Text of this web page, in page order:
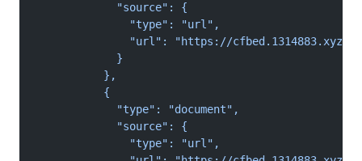
            "source": {
              "type": "url",
"url": "https://cfbed.1314883.xyz/
            }
          },
          {
            "type": "document",
            "source": {
              "type": "url",